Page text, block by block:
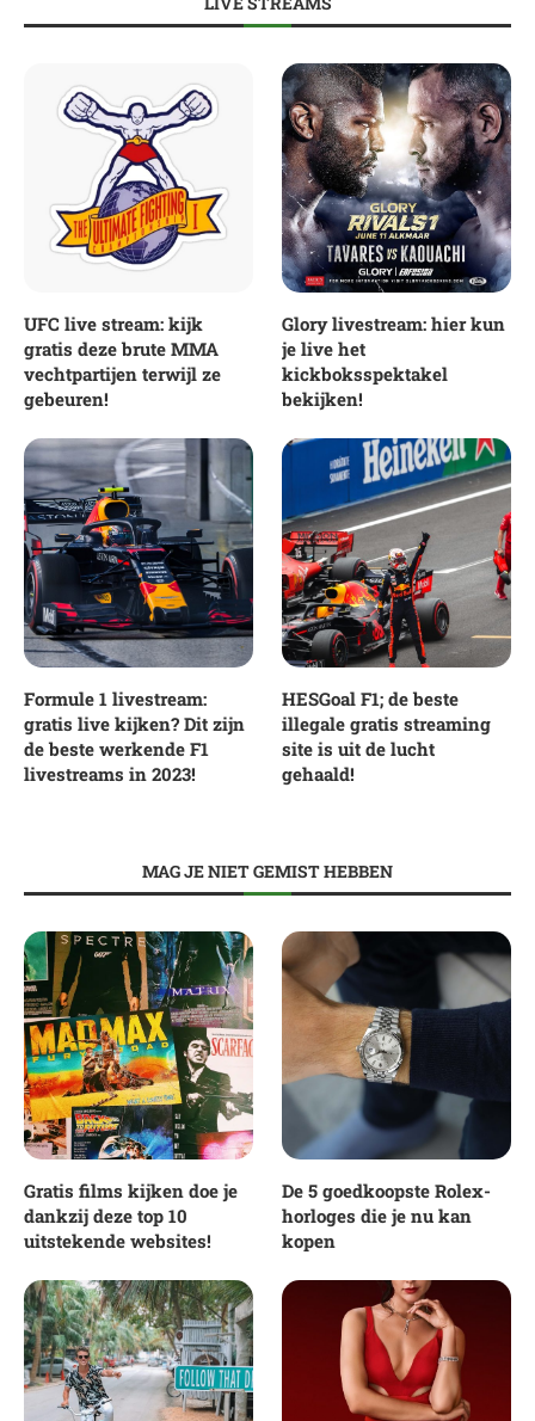
UFC live stream: kijk
gratis deze brute MMA
vechtpartijen terwijl ze
gebeuren!
Glory livestream: hier kun
je live het
kickboksspektakel
bekijken!
Formule 1 livestream:
gratis live kijken? Dit zijn
de beste werkende F1
livestreams in 2023!
HESGoal F1; de beste
illegale gratis streaming
site is uit de lucht
gehaald!
MAG JE NIET GEMIST HEBBEN
Gratis films kijken doe je
dankzij deze top 10
uitstekende websites!
De 5 goedkoopste Rolex-
horloges die je nu kan
kopen